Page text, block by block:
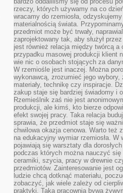
rzeczy, których używamy na co
wracamy do rzemiosła,
materialnością świata.
przedmiot może być trwały,
zaprojektowany tak, aby służył
jest również relacja między twórcą a
przypadku masowej produkcji klient
wie nic o osobach stojących za
W rzemiośle jest inaczej. Można
wykonawcą, zrozumieć jego wybory,
materiały, technikę czy inspiracje.
zakup staje się bardziej świadomy i
Rzemieślnik zaś nie jest
produkcji, ale kimś, kto bierze
efekt swojej pracy. Taka relacja
sprawia, że przedmiot staje się
chwilowa okazja cenowa. Warto też
na edukacyjny wymiar rzemiosła. W
pojawiają się warsztaty dla
podczas których można nauczyć się
ceramiki, szycia, pracy w drewnie
przedmiotów. Zainteresowanie jest
ludzie chcą dotknąć materiału,
zobaczyć, jak wiele zależy od
praktyki. Taka pracownia bywa